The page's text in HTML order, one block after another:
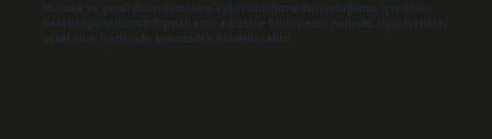
Hukuka ve yasal düzenlemelere aykırı olduğunu düşündüğünüz içerikleri,
backlinkpanelicomtr@gmail.com
adresine bildirmeniz halinde, ilgili içerikler
yasal süre içerisinde sitemizden kaldırılacaktır.